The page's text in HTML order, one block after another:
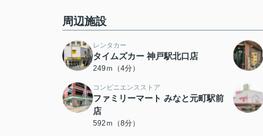
周辺施設
レンタカー
タイムズカー 神戸駅北口店
249ｍ（4分）
コンビニエンスストア
ファミリーマート みなと元町駅前
店
592ｍ（8分）